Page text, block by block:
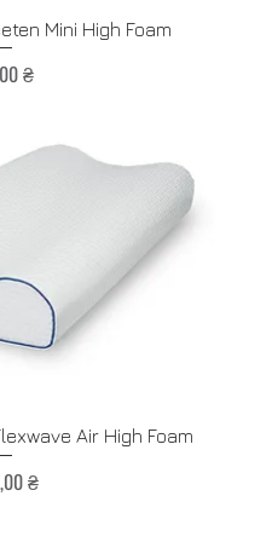
Mini High Foam
₴
Air High Foam
₴